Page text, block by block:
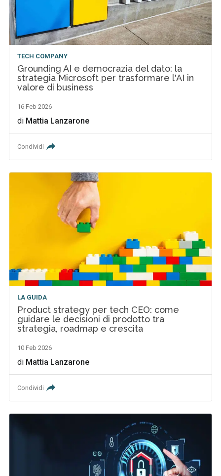
TECH COMPANY
Grounding AI e democrazia del dato: la
strategia Microsoft per trasformare l'AI in
valore di business
16 Feb 2026
di Mattia Lanzarone
Condividi
LA GUIDA
Product strategy per tech CEO: come
guidare le decisioni di prodotto tra
strategia, roadmap e crescita
10 Feb 2026
di Mattia Lanzarone
Condividi